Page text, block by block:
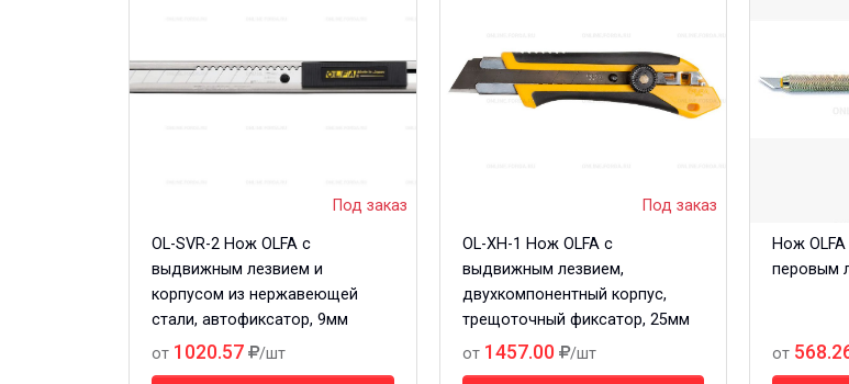
Под заказ
OL-SVR-2 Нож OLFA c
выдвижным лезвием и
корпусом из нержавеющей
стали, автофиксатор, 9мм
от 1020.57 /шт
Под заказ
OL-XH-1 Нож OLFA c
выдвижным лезвием,
двухкомпонентный корпус,
трещоточный фиксатор, 25мм
от 1457.00 /шт
Нож
перовым
от